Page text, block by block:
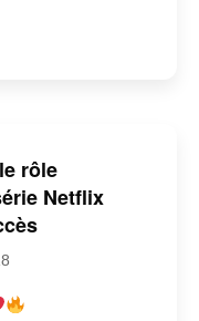
rôle
Netflix